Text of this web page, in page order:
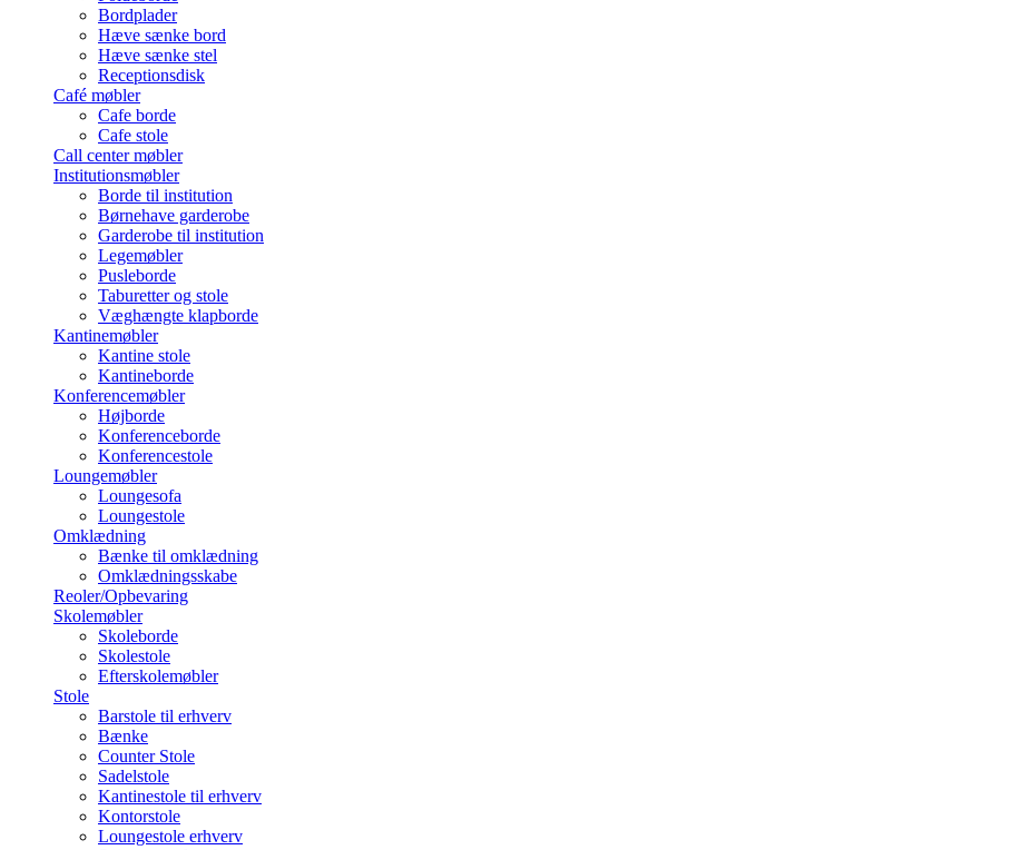
Bordplader
Hæve sænke bord
Hæve sænke stel
Receptionsdisk
Café møbler
Cafe borde
Cafe stole
Call center møbler
Institutionsmøbler
Borde til institution
Børnehave garderobe
Garderobe til institution
Legemøbler
Pusleborde
Taburetter og stole
Væghængte klapborde
Kantinemøbler
Kantine stole
Kantineborde
Konferencemøbler
Højborde
Konferenceborde
Konferencestole
Loungemøbler
Loungesofa
Loungestole
Omklædning
Bænke til omklædning
Omklædningsskabe
Reoler/Opbevaring
Skolemøbler
Skoleborde
Skolestole
Efterskolemøbler
Stole
Barstole til erhverv
Bænke
Counter Stole
Sadelstole
Kantinestole til erhverv
Kontorstole
Loungestole erhverv